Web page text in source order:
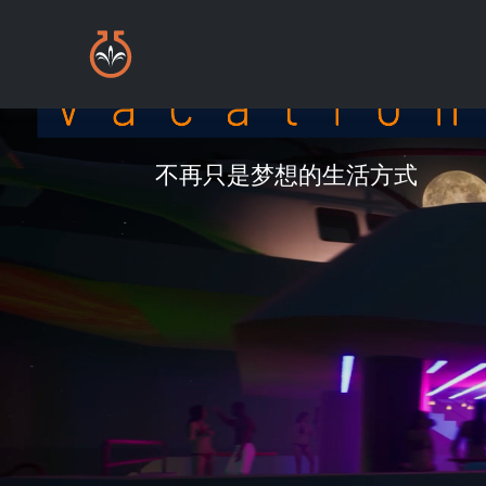
不再只是梦想的生活方式